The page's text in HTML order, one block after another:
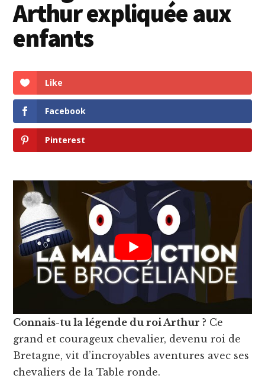
Arthur expliquée aux
enfants
Like
Facebook
Pinterest
Connais-tu la légende du roi Arthur ? Ce
grand et courageux chevalier, devenu roi de
Bretagne, vit d’incroyables aventures avec ses
chevaliers de la Table ronde.